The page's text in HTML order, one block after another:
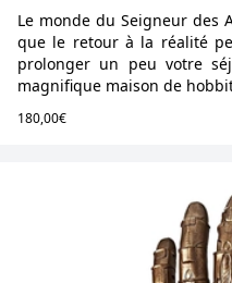
Le monde du Seigneur des
que le retour à la réalité
prolonger un peu votre
magnifique maison de
180,00€